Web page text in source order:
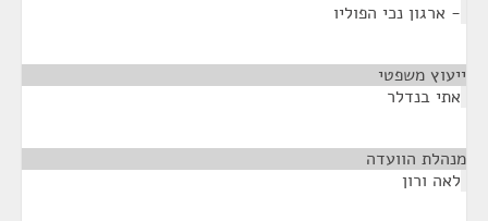
- ארגון נכי הפוליו
ייעוץ משפטי
אתי בנדלר
מנהלת הוועדה
לאה ורון